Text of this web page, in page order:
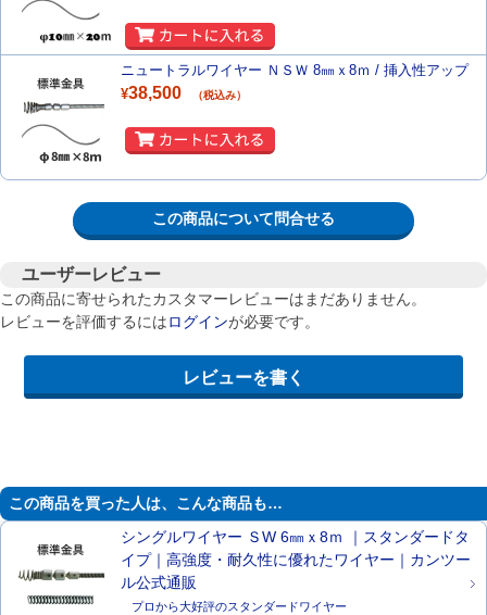
ニュートラルワイヤー ＮＳＷ 8㎜ｘ8ｍ / 挿入性アップ
¥38,500 （税込み）
この商品について問合せる
ユーザーレビュー
この商品に寄せられたカスタマーレビューはまだありません。
レビューを評価するにはログインが必要です。
この商品を買った人は、こんな商品も…
シングルワイヤー ＳW 6㎜ｘ8ｍ ｜スタンダードタ
イプ｜高強度・耐久性に優れたワイヤー｜カンツー
ル公式通販
プロから大好評のスタンダードワイヤー